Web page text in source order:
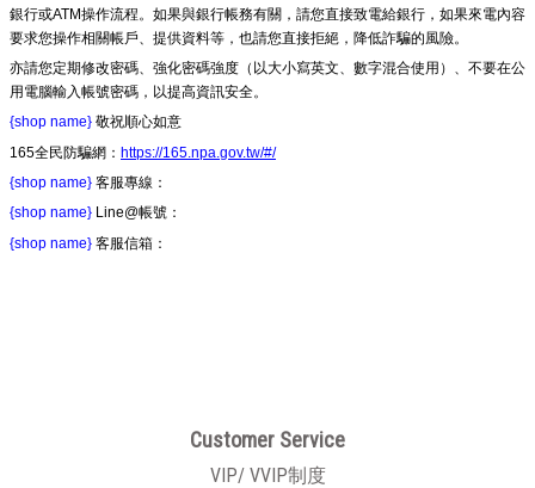
銀行或ATM操作流程。如果與銀行帳務有關，請您直接致電給銀行，如果來電內容
要求您操作相關帳戶、提供資料等，也請您直接拒絕，降低詐騙的風險。
亦請您定期修改密碼、強化密碼強度（以大小寫英文、數字混合使用）、不要在公
用電腦輸入帳號密碼，以提高資訊安全。
{shop name} 敬祝順心如意
165全民防騙網： https://165.npa.gov.tw/#/
{shop name} 客服專線：
{shop name} Line@帳號：
{shop name} 客服信箱：
Customer Service
VIP/ VVIP制度